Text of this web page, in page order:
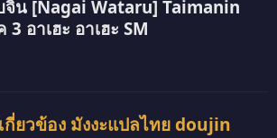
จิ้น [Nagai Wataru] Taimanin
อาเฮะ อาเฮะ SM
ยวข้อง มังงะแปลไทย doujin